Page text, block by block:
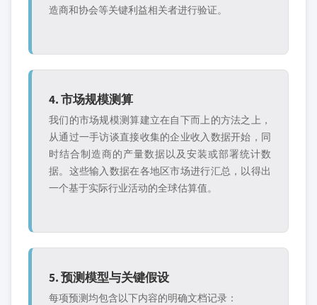
造商和协会等关键利益相关者进行验证。
4. 市场规模测算
我们的市场规模测算建立在自下而上的方法之上，
从通过一手访谈直接收集的企业收入数据开始，同
时结合制造商的产量数据以及安装或部署统计数
据。这些输入数据在各地区市场进行汇总，以得出
一个基于实际行业活动的全球估算值。
5. 预测模型与关键假设
每项预测均包含以下内容的明确文档记录：